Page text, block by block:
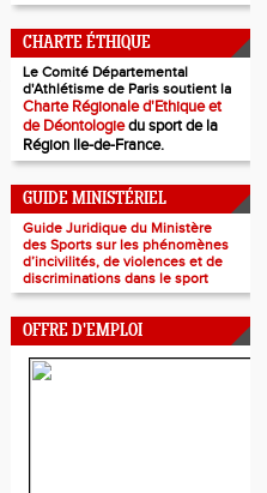
CHARTE ÉTHIQUE
Le Comité Départemental
d'Athlétisme de Paris soutient la
Charte Régionale d'Ethique et
de Déontologiedu sport de la
Région Ile-de-France.
GUIDE MINISTÉRIEL
Guide Juridique du Ministère
des Sports sur les phénomènes
d’incivilités, de violences et de
discriminations dans le sport
OFFRE D'EMPLOI